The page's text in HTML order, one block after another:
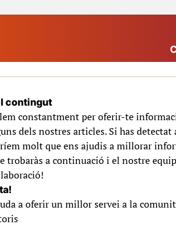
contingut
constantment per oferir-te
dels nostres articles. Si has
molt que ens ajudis a millorar
trobaràs a continuació i el nostre
a oferir un millor servei a la